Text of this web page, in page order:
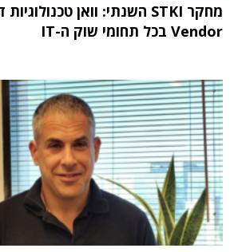
Vendor בכל תחומי שוק ה-IT